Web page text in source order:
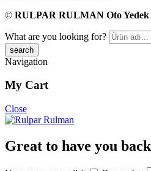
© RULPAR RULMAN Oto Yedek
What are you looking for?
Navigation
My Cart
Close
Great to have you